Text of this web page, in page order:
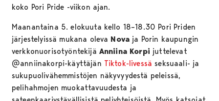
koko Pori Pride -viikon ajan.
Maanantaina 5. elokuuta kello 18–18.30 Pori Priden
järjestelyissä mukana oleva Nova ja Porin kaupungin
verkkonuorisotyöntekijä Anniina Korpi juttelevat
@anniinakorpi-käyttäjän Tiktok-livessä seksuaali- ja
sukupuolivähemmistöjen näkyvyydestä peleissä,
pelihahmojen muokattavuudesta ja